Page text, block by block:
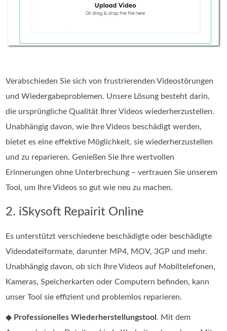
Verabschieden Sie sich von frustrierenden Videostörungen
und Wiedergabeproblemen. Unsere Lösung besteht darin,
die ursprüngliche Qualität Ihrer Videos wiederherzustellen.
Unabhängig davon, wie Ihre Videos beschädigt werden,
bietet es eine effektive Möglichkeit, sie wiederherzustellen
und zu reparieren. Genießen Sie Ihre wertvollen
Erinnerungen ohne Unterbrechung – vertrauen Sie unserem
Tool, um Ihre Videos so gut wie neu zu machen.
2. iSkysoft Repairit Online
Es unterstützt verschiedene beschädigte oder beschädigte
Videodateiformate, darunter MP4, MOV, 3GP und mehr.
Unabhängig davon, ob sich Ihre Videos auf Mobiltelefonen,
Kameras, Speicherkarten oder Computern befinden, kann
unser Tool sie effizient und problemlos reparieren.
◆ Professionelles Wiederherstellungstool. Mit dem